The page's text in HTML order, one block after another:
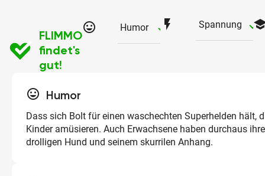
FLIMMO
findet's
gut!
tag_faces Humor checked
flash_on Spannung
tag_faces Humor
Dass sich Bolt für einen waschechten Superhelden hält,
Kinder amüsieren. Auch Erwachsene haben durchaus
drolligen Hund und seinem skurrilen Anhang.